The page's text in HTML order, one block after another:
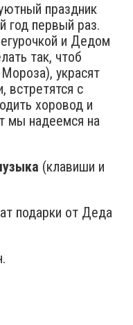
праздник
год первый раз.
и Дедом
так, чтоб
украсят
встретятся с
хоровод и
мы надеемся на
(клавиши и
подарки от Деда